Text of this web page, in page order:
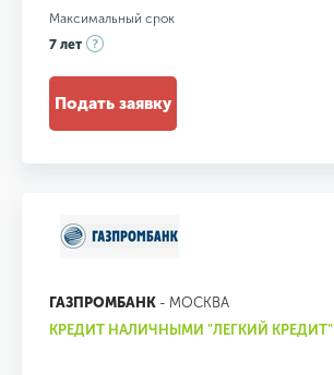
Максимальный срок
7 лет
Подать заявку
ГАЗПРОМБАНК - МОСКВА
КРЕДИТ НАЛИЧНЫМИ "ЛЕГКИЙ КРЕДИТ"